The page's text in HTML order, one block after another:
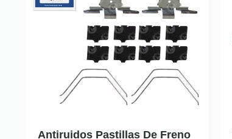
Antiruidos Pastillas De Freno